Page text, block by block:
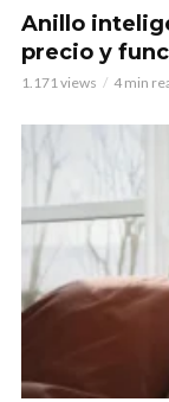
Anillo
precio y
1.171 views 4 min